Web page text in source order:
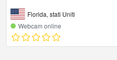
Florida, stati Uniti
Webcam online